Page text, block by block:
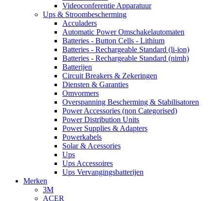
Videoconferentie Apparatuur
Ups & Stroombescherming
Acculaders
Automatic Power Omschakelautomaten
Batteries - Button Cells - Lithium
Batteries - Rechargeable Standard (li-ion)
Batteries - Rechargeable Standard (nimh)
Batterijen
Circuit Breakers & Zekeringen
Diensten & Garanties
Omvormers
Overspanning Bescherming & Stabilisatoren
Power Accessories (non Categorised)
Power Distribution Units
Power Supplies & Adapters
Powerkabels
Solar & Acessories
Ups
Ups Accessoires
Ups Vervangingsbatterijen
Merken
3M
ACER